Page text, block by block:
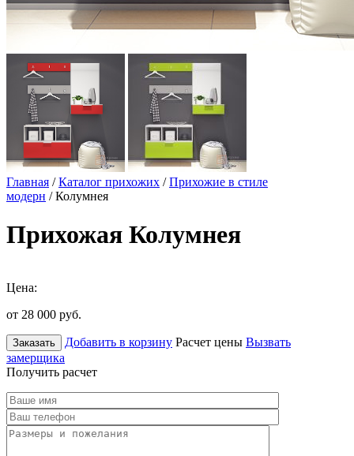
Главная /Каталог прихожих /Прихожие в стиле
модерн / Колумнея
Прихожая Колумнея
Цена:
от 28 000 руб.
Заказать Добавить в корзину Расчет цены Вызвать
замерщика
Получить расчет